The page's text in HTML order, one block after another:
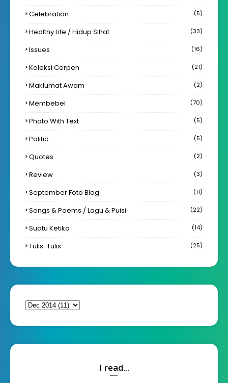
Celebration
(5)
Healthy Life / Hidup Sihat (33)
Issues (16)
Koleksi Cerpen (21)
Maklumat Awam (2)
Membebel (70)
Photo With Text (5)
Politic (5)
Quotes (2)
Review (3)
September Foto Blog (11)
Songs & Poems / Lagu & Puisi (22)
Suatu Ketika (14)
Tulis-Tulis (25)
I read...